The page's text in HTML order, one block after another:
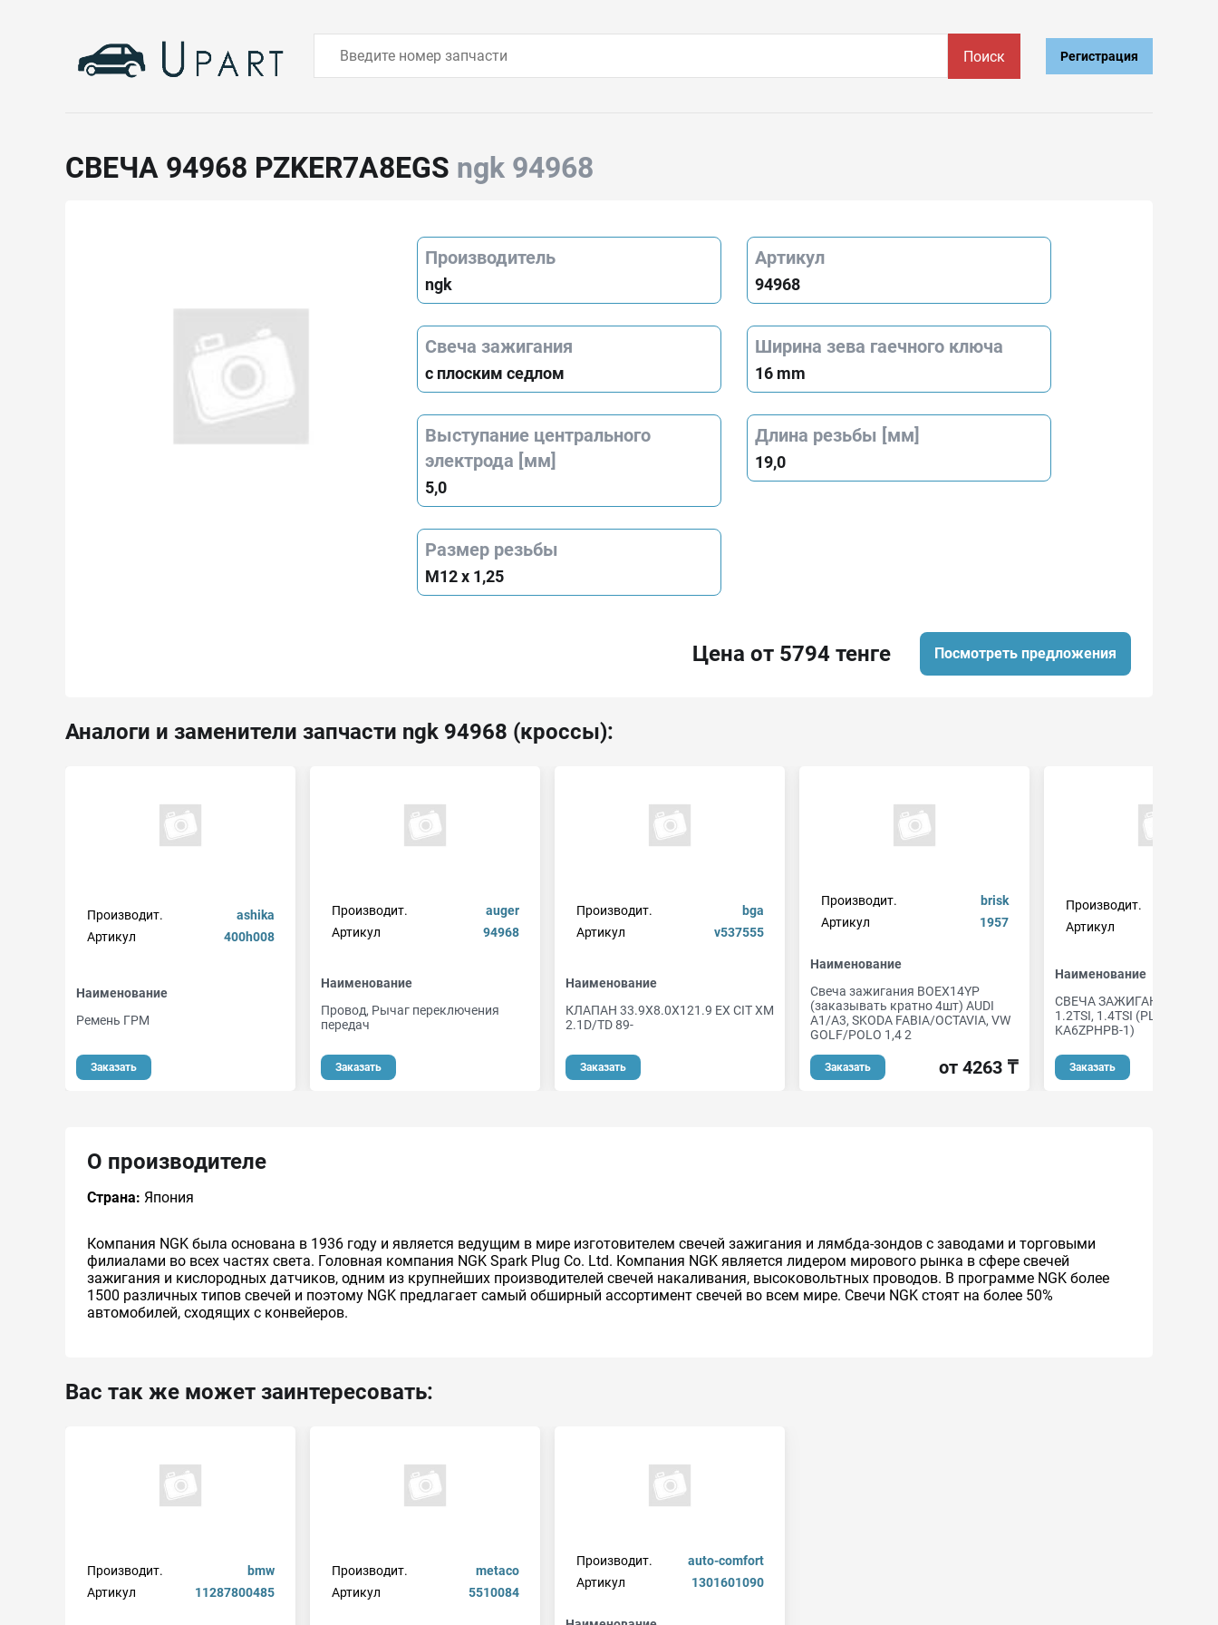
Поиск Регистрация
СВЕЧА 94968 PZKER7A8EGS ngk 94968
Производитель
ngk
Артикул
94968
Свеча зажигания
с плоским седлом
Ширина зева гаечного ключа
16 mm
Выступание центрального
электрода [мм]
5,0
Длина резьбы [мм]
19,0
Размер резьбы
M12 x 1,25
Цена от 5794 тенге Посмотреть предложения
Аналоги и заменители запчасти ngk 94968 (кроссы):
Производит.
ashika
Артикул
400h008
Наименование
Ремень ГРМ
Заказать
Производит.
auger
Артикул
94968
Наименование
Провод, Рычаг переключения
передач
Заказать
Производит.
bga
Артикул
v537555
Наименование
КЛАПАН 33.9X8.0X121.9 EX CIT XM
2.1D/TD 89-
Заказать
Производит.
brisk
Артикул
1957
Наименование
Свеча зажигания BOEX14YP
(заказывать кратно 4шт) AUDI
A1/A3, SKODA FABIA/OCTAVIA, VW
GOLF/POLO 1,4 2
Заказать от 4263 ₸
Производит.
Артикул
Наименование
СВЕЧА ЗАЖИГАНИЯ AUDI/
1.2TSI, 1.4TSI (PLATINUM
KA6ZPHPB-1)
Заказать
О производителе
Страна: Япония
Компания NGK была основана в 1936 году и является ведущим в мире изготовителем свечей зажигания и лямбда-зондов с заводами и торговыми
филиалами во всех частях света. Головная компания NGK Spark Plug Co. Ltd. Компания NGK является лидером мирового рынка в сфере свечей
зажигания и кислородных датчиков, одним из крупнейших производителей свечей накаливания, высоковольтных проводов. В программе NGK более
1500 различных типов свечей и поэтому NGK предлагает самый обширный ассортимент свечей во всем мире. Свечи NGK стоят на более 50%
автомобилей, сходящих с конвейеров.
Вас так же может заинтересовать:
Производит.
bmw
Артикул
11287800485
Производит.
metaco
Артикул
5510084
Производит.
auto-comfort
Артикул
1301601090